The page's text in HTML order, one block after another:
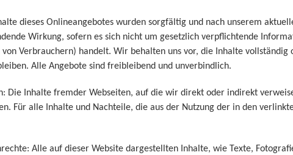
dieses Onlineangebotes wurden sorgfältig und nach unserem
Wirkung, sofern es sich nicht um gesetzlich verpflichtende
Verbrauchern) handelt. Wir behalten uns vor, die Inhalte
Alle Angebote sind freibleibend und unverbindlich.
Die Inhalte fremder Webseiten, auf die wir direkt oder indirekt
Für alle Inhalte und Nachteile, die aus der Nutzung der in den
Alle auf dieser Website dargestellten Inhalte, wie Texte,